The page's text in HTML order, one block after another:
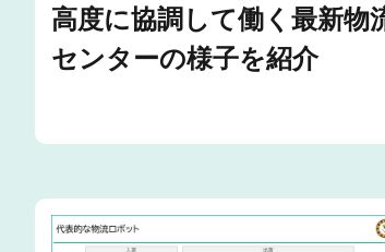
高度に協調して働く最新物
センターの様子を紹介